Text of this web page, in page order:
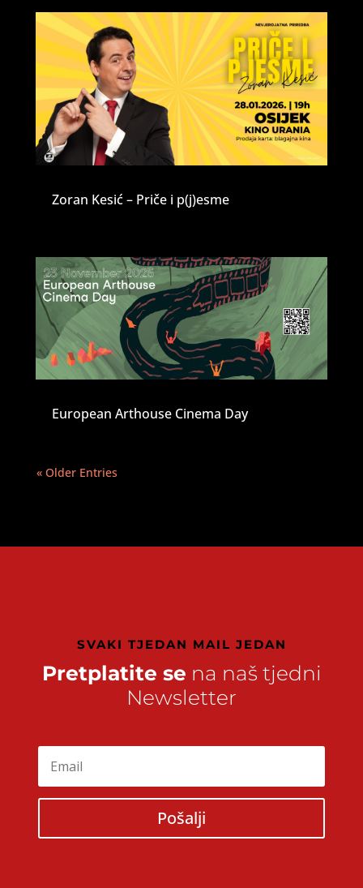
Zoran Kesić – Priče i p(j)esme
European Arthouse Cinema Day
« Older Entries
SVAKI TJEDAN MAIL JEDAN
Pretplatite se na naš tjedni
Newsletter
Pošalji